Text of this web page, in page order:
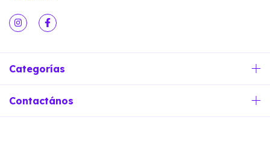
Categorías
Contactános